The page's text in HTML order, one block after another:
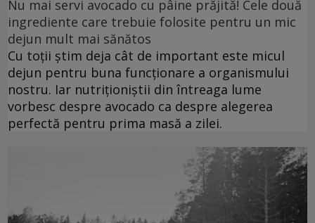
Nu mai servi avocado cu pâine prăjită! Cele două
ingrediente care trebuie folosite pentru un mic
dejun mult mai sănătos
Cu toții știm deja cât de important este micul
dejun pentru buna funcționare a organismului
nostru. Iar nutriționiștii din întreaga lume
vorbesc despre avocado ca despre alegerea
perfectă pentru prima masă a zilei.